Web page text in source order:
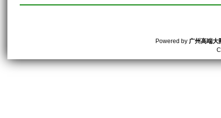
Powered by 广州高端大